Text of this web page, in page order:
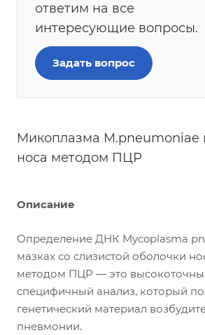
ответим на все
интересующие вопросы.
Задать вопрос
Микоплазма M.pneumoniae
носа методом ПЦР
Описание
Определение ДНК Mycoplasma
мазках со слизистой оболочки
методом ПЦР — это
специфичный анализ, который
генетический материал
пневмонии.